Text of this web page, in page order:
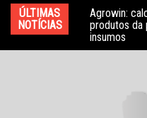
para
conteúdo
ÚLTIMAS
NOTÍCIAS
do Conselho
Agrowin:
produtos da
insumos